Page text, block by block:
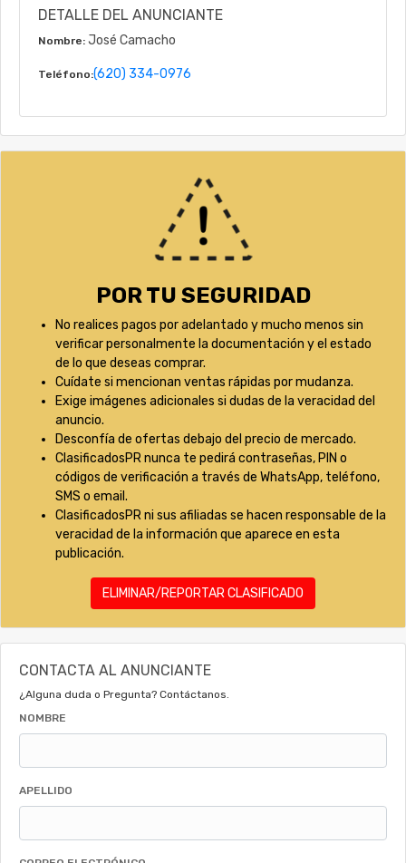
DETALLE DEL ANUNCIANTE
Nombre: José Camacho
Teléfono:(620) 334-0976
POR TU SEGURIDAD
No realices pagos por adelantado y mucho menos sin
verificar personalmente la documentación y el estado
de lo que deseas comprar.
Cuídate si mencionan ventas rápidas por mudanza.
Exige imágenes adicionales si dudas de la veracidad del
anuncio.
Desconfía de ofertas debajo del precio de mercado.
ClasificadosPR nunca te pedirá contraseñas, PIN o
códigos de verificación a través de WhatsApp, teléfono,
SMS o email.
ClasificadosPR ni sus afiliadas se hacen responsable de la
veracidad de la información que aparece en esta
publicación.
ELIMINAR/REPORTAR CLASIFICADO
CONTACTA AL ANUNCIANTE
¿Alguna duda o Pregunta? Contáctanos.
NOMBRE
APELLIDO